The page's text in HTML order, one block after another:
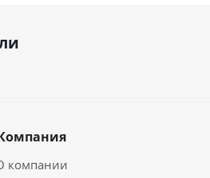
компании